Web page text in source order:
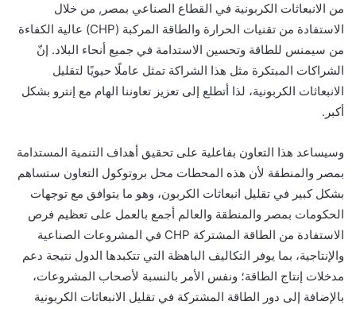
من الانبعاثات الكربونية في القطاع الصناعي بمصر, من خلال
الاستفادة من تقنيات الحرارة والطاقة المركبة (CHP) عالية الكفاءة
من سيمنس للطاقة وتحسين الاستدامة في جميع أنحاء البلاد. إنّ
الشراكات المبتكرة مثل هذا الشراكة تمثل عاملًا حيويًا لتقليل
الانبعاثات الكربونية، لذا أتطلع إلى تعزيز تعاوننا الهام مع إنترو بشكل
أكبر.
وسيساعد هذا التعاون بفاعلية على تحقيق أهداف التنمية المستدامة
بمصر والمنطقة لأن هذه المحطات محل بروتوكول التعاون ستساهم
بشكل كبير في تقليل انبعاثات الكربون، وهو ما يتوافق مع توجهات
الحكومات بمصر والمنطقة والعالم أجمع بالعمل على تعظيم فرص
الاستفادة من الطاقة المشتركة CHP في المشروعات الصناعية
والإنتاجية، بما يوفر التكاليف الباهظة التي تتكبدها الدول نتيجة دعم
مدخلات إنتاج الطاقة؛ ونفس الأمر بالنسبة لأصحاب المشروعات،
بالإضافة إلى دور الطاقة المشتركة في تقليل الانبعاثات الكربونية